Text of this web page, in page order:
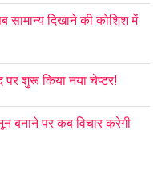
दिखाने की कोशिश में
पर शुरू किया नया चेप्टर!
बनाने पर कब विचार करेगी